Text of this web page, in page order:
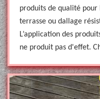
produits de qualité
terrasse ou dallage
L’application des
ne produit pas d'effet.